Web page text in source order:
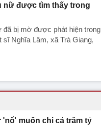
nữ được tìm thấy trong
bị mờ được phát hiện trong
sĩ Nghĩa Lâm, xã Trà Giang,
'nổ' muốn chi cả trăm tỷ